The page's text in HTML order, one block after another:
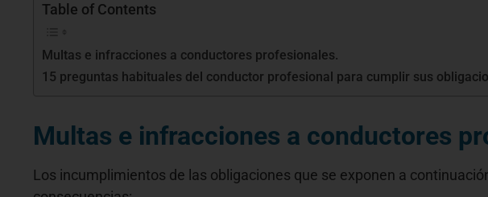
Table of Contents
Multas e infracciones a conductores profesionales.
15 preguntas habituales del conductor profesional para cumplir sus
Multas e infracciones a conductores
Los incumplimientos de las obligaciones que se exponen a